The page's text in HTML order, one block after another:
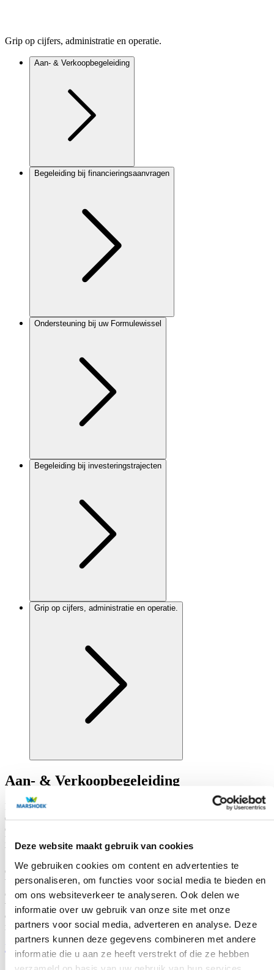
Deze website maakt gebruik van cookies
We gebruiken cookies om content en advertenties te
personaliseren, om functies voor social media te bieden en
om ons websiteverkeer te analyseren. Ook delen we
informatie over uw gebruik van onze site met onze
partners voor social media, adverteren en analyse. Deze
partners kunnen deze gegevens combineren met andere
informatie die u aan ze heeft verstrekt of die ze hebben
Grip op cijfers, administratie en operatie.
Aan- & Verkoopbegeleiding
Begeleiding bij financieringsaanvragen
Ondersteuning bij uw Formulewissel
Begeleiding bij investeringstrajecten
Grip op cijfers, administratie en operatie.
Aan- & Verkoopbegeleiding
In het dynamische speelveld van de retail ondersteunt Marshoek
dagelijks ondernemers bij het aan- en verkopen van hun
onderneming. Met meer dan 40 jaar ervaring en 650 retailers als
klant, zijn wij de specialist in deze belangrijke fase. Bij Marshoek
bent u verzekerd van een deskundige en betrouwbare partner.
Onze diepgaande kennis van de branche en onze ervaring helpen u
bij het creëren van de beste start- of verkooppositie in
onderhandelingen. Altijd met uw belang voorop. Of u nu koopt of
verkoopt, wij bieden de juiste ondersteuning om uw
ondernemersdoelen te bereiken en een succesvolle transactie te
realiseren.
Meer info